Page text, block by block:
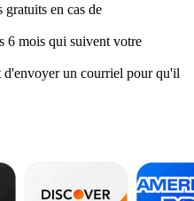
gratuits en cas de
6 mois qui suivent votre
un courriel pour qu'il